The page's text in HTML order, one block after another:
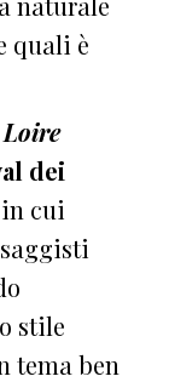
quali è
dei
cui
stile
tema ben